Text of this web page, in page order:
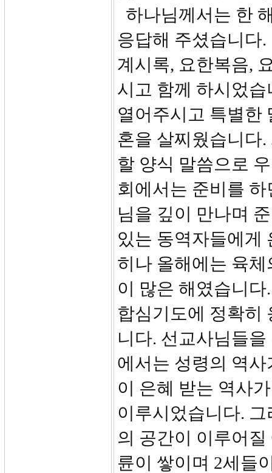
하나님께서는 한
응답해 주셨습니다
계시록, 요한복음,
시고 함께 하시었
열어주시고 특별한
혼을 살찌웠습니다
할 양식 말씀으로
회에서는 준비를
님을 깊이 만나며
있는 동역자들에게
히나 올해에는 육
이 많은 해였습니
합심기도에 정확히
니다. 선교사님들
에서는 성령의 역
이 은혜 받는 역사
이루시었습니다.
의 공간이 이루어
륜이 쌓이며 2세들